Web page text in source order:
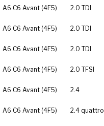
A6 C6 Avant (4F5) 2.0 TDI
A6 C6 Avant (4F5) 2.0 TDI
A6 C6 Avant (4F5) 2.0 TDI
A6 C6 Avant (4F5) 2.0 TFSI
A6 C6 Avant (4F5) 2.4
A6 C6 Avant (4F5) 2.4 quattro